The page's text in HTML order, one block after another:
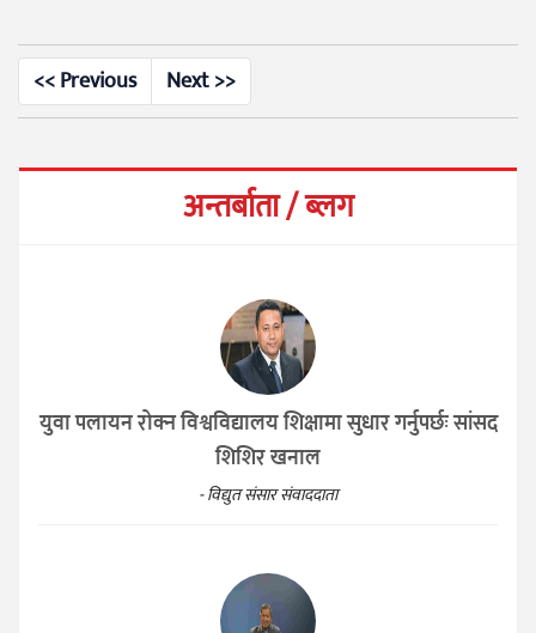
<< Previous Next >>
अन्तर्बाता / ब्लग
युवा पलायन रोक्न विश्वविद्यालय शिक्षामा सुधार गर्नुपर्छः सांसद
शिशिर खनाल
- विद्युत संसार संवाददाता